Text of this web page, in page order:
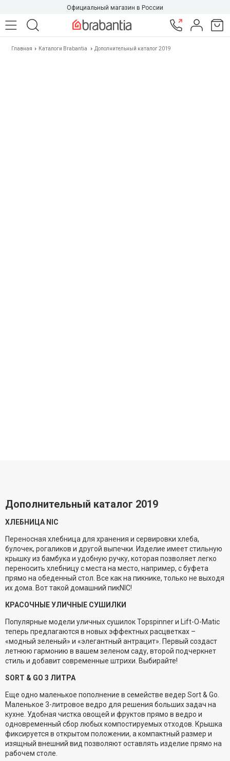
Официальный магазин в России
Главная Каталоги Brabantia Дополнительный каталог 2019
Дополнительный каталог 2019
ХЛЕБНИЦА NIC
Переносная хлебница для хранения и сервировки хлеба,
булочек, рогаликов и другой выпечки. Изделие имеет стильную
крышку из бамбука и удобную ручку, которая позволяет легко
переносить хлебницу с места на место, например, с буфета
прямо на обеденный стол. Все как на пикнике, только не выходя
их дома. Вот такой домашний пикNIC!
КРАСОЧНЫЕ УЛИЧНЫЕ СУШИЛКИ
Популярные модели уличных сушилок Topspinner и Lift-O-Matic
теперь предлагаются в новых эффектных расцветках –
«модный зеленый» и «элегантный антрацит». Первый создаст
летнюю гармонию в вашем зеленом саду, второй подчеркнет
стиль и добавит современные штрихи. Выбирайте!
SORT & GO 3 ЛИТРА
Еще одно маленькое пополнение в семействе ведер Sort & Go.
Маленькое 3-литровое ведро для решения больших задач на
кухне. Удобная чистка овощей и фруктов прямо в ведро и
одновременный сбор любых компостируемых отходов. Крышка
фиксируется в открытом положении, а компактный размер и
изящный внешний вид позволяют оставлять изделие прямо на
рабочем столе.